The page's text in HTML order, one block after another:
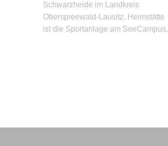
Schwarzheide im Landkreis
Oberspreewald-Lausitz. Heimstätte
ist die Sportanlage am SeeCampus.